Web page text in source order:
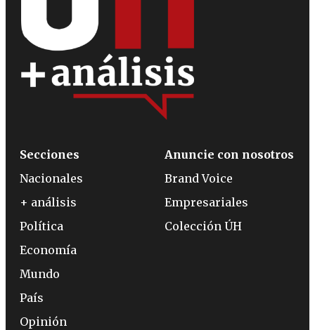
Secciones
Nacionales
+ análisis
Política
Economía
Mundo
País
Opinión
Anuncie con nosotros
Brand Voice
Empresariales
Colección ÚH